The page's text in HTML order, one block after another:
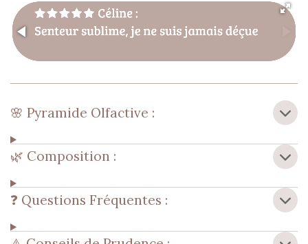
🌸 Pyramide Olfactive :
🌿 Composition :
❓ Questions Fréquentes :